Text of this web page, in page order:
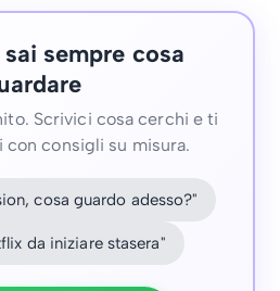
sempre cosa
Scrivici cosa cerchi e ti
con consigli su misura.
cosa guardo adesso?"
da iniziare stasera"